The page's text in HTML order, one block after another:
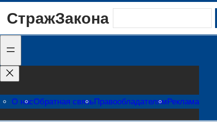
содержимому
СтражЗакона
О насОбратная связь Правообладателям Реклама